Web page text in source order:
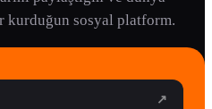
kurduğun sosyal platform.
↗